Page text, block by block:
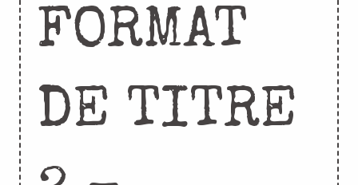
FORMAT
DE TITRE